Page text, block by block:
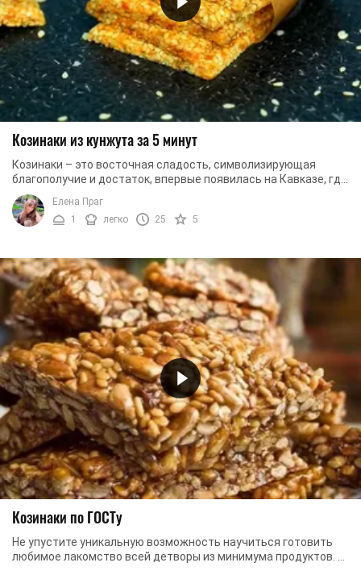
Козинаки из кунжута за 5 минут
Козинаки – это восточная сладость, символизирующая
благополучие и достаток, впервые появилась на Кавказе, где
присутствовала на столах во время любых ...
Елена Праг
1
легко 25 5
Козинаки по ГОСТу
Не упустите уникальную возможность научиться готовить
любимое лакомство всей детворы из минимума продуктов. У